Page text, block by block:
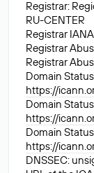
Registrar:
RU-CENTER
Registrar
Registrar
Registrar
Domain
https://
Domain
https://
Domain
https://
DNSSEC: